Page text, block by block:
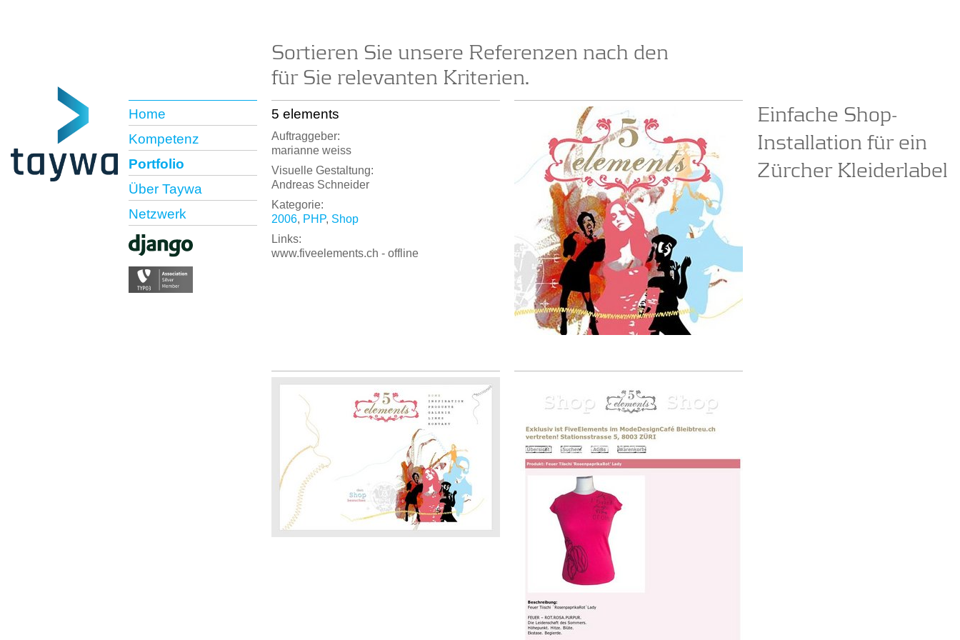
Home
Kompetenz
Portfolio
Über Taywa
Netzwerk
Sortieren Sie unsere Referenzen nach den
für Sie relevanten Kriterien.
5 elements
Auftraggeber:
marianne weiss
Visuelle Gestaltung:
Andreas Schneider
Kategorie:
2006, PHP, Shop
Links:
www.fiveelements.ch - offline
Einfache Shop-
Installation für ein
Zürcher Kleiderlabel